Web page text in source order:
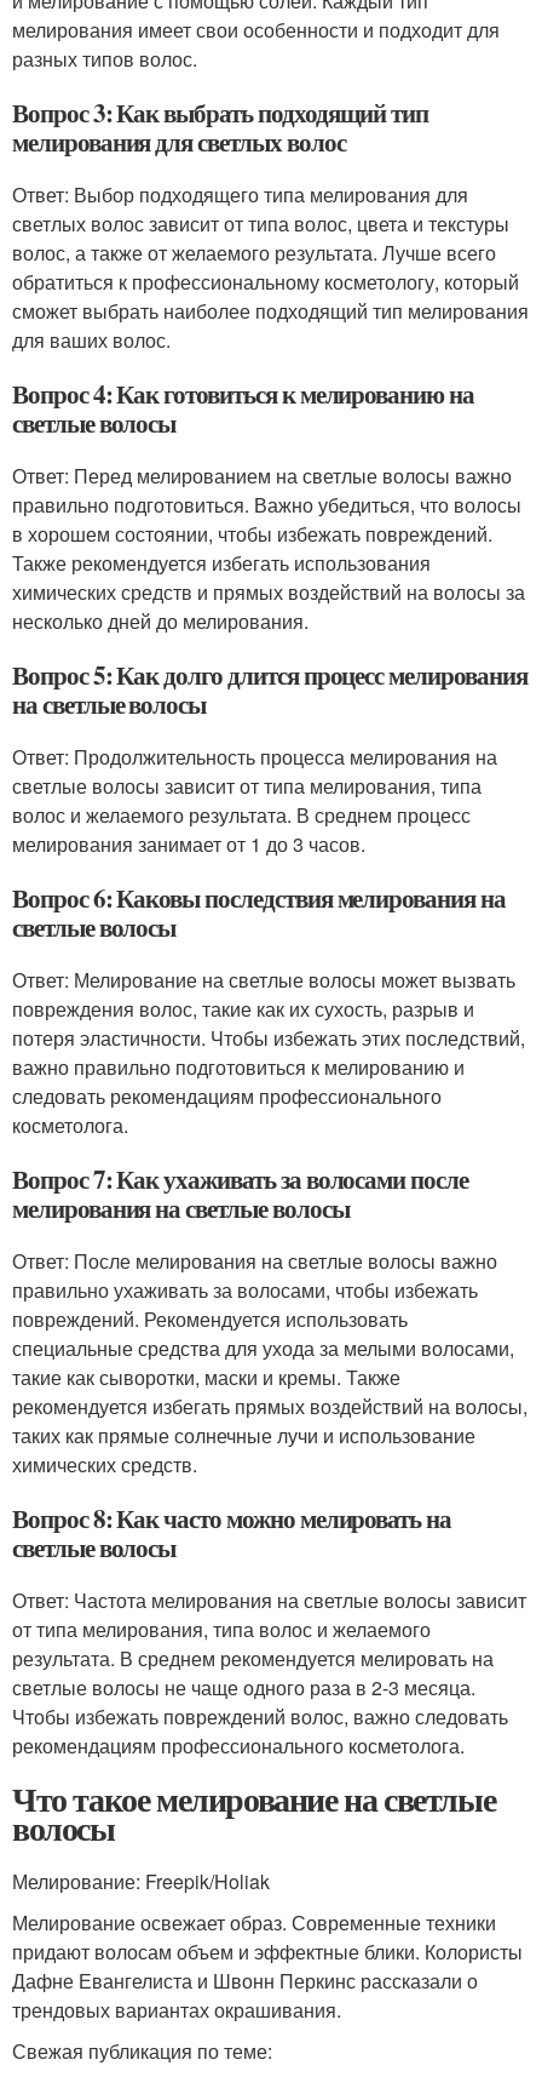
мелирования имеет свои особенности и подходит для
разных типов волос.
Вопрос 3: Как выбрать подходящий тип
мелирования для светлых волос
Ответ: Выбор подходящего типа мелирования для
светлых волос зависит от типа волос, цвета и текстуры
волос, а также от желаемого результата. Лучше всего
обратиться к профессиональному косметологу, который
сможет выбрать наиболее подходящий тип мелирования
для ваших волос.
Вопрос 4: Как готовиться к мелированию на
светлые волосы
Ответ: Перед мелированием на светлые волосы важно
правильно подготовиться. Важно убедиться, что волосы
в хорошем состоянии, чтобы избежать повреждений.
Также рекомендуется избегать использования
химических средств и прямых воздействий на волосы за
несколько дней до мелирования.
Вопрос 5: Как долго длится процесс мелирования
на светлые волосы
Ответ: Продолжительность процесса мелирования на
светлые волосы зависит от типа мелирования, типа
волос и желаемого результата. В среднем процесс
мелирования занимает от 1 до 3 часов.
Вопрос 6: Каковы последствия мелирования на
светлые волосы
Ответ: Мелирование на светлые волосы может вызвать
повреждения волос, такие как их сухость, разрыв и
потеря эластичности. Чтобы избежать этих последствий,
важно правильно подготовиться к мелированию и
следовать рекомендациям профессионального
косметолога.
Вопрос 7: Как ухаживать за волосами после
мелирования на светлые волосы
Ответ: После мелирования на светлые волосы важно
правильно ухаживать за волосами, чтобы избежать
повреждений. Рекомендуется использовать
специальные средства для ухода за мелыми волосами,
такие как сыворотки, маски и кремы. Также
рекомендуется избегать прямых воздействий на волосы,
таких как прямые солнечные лучи и использование
химических средств.
Вопрос 8: Как часто можно мелировать на
светлые волосы
Ответ: Частота мелирования на светлые волосы зависит
от типа мелирования, типа волос и желаемого
результата. В среднем рекомендуется мелировать на
светлые волосы не чаще одного раза в 2-3 месяца.
Чтобы избежать повреждений волос, важно следовать
рекомендациям профессионального косметолога.
Что такое мелирование на светлые
волосы
Мелирование: Freepik/Holiak
Мелирование освежает образ. Современные техники
придают волосам объем и эффектные блики. Колористы
Дафне Евангелиста и Швонн Перкинс рассказали о
трендовых вариантах окрашивания.
Свежая публикация по теме: